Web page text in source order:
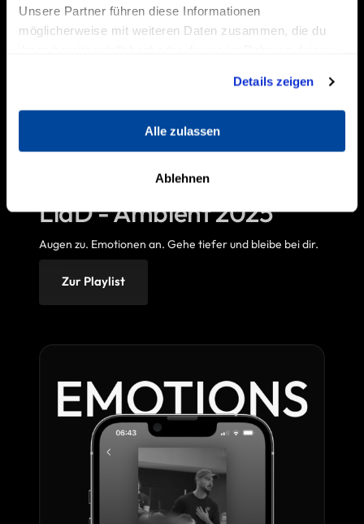
Unsere Partner führen diese Informationen
möglicherweise mit weiteren Daten zusammen, die du
Details zeigen
Alle zulassen
Ablehnen
LidD - Ambient 2025
Augen zu. Emotionen an. Gehe tiefer und bleibe bei dir.
Zur Playlist